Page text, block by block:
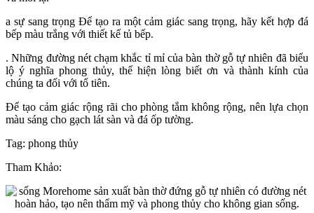
a sự sang trọng Để tạo ra một cảm giác sang trọng, hãy kết hợp đá
bếp màu trắng với thiết kế tủ bếp.
. Những đường nét chạm khắc tỉ mỉ của bàn thờ gỗ tự nhiên đã biểu
lộ ý nghĩa phong thủy, thể hiện lòng biết ơn và thành kính của
chúng ta đối với tổ tiên.
Để tạo cảm giác rộng rãi cho phòng tắm không rộng, nên lựa chọn
màu sáng cho gạch lát sàn và đá ốp tường.
Tag: phong thủy
Tham Khảo: